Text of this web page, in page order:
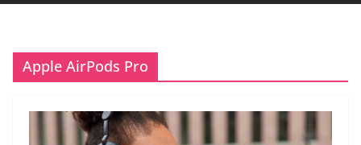
Apple AirPods Pro